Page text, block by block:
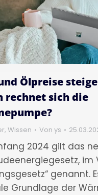
Ölpreise
rechnet sich die
, Wissen Von ys
2024 gilt das
im
genannt.
Grundlage der